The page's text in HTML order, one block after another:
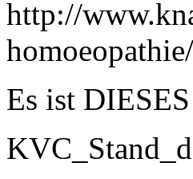
http://
Es ist